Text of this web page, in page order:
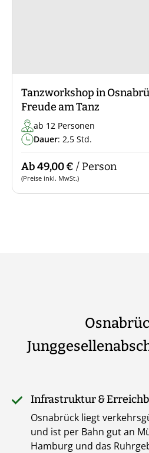
Tanzworkshop in
Freude am Tanz
ab 12 Personen
Dauer: 2,5 Std.
Ab 49,00 € / Person
(Preise inkl. MwSt.)
Infrastruktur &
Osnabrück liegt
und ist per Bahn gut an
Hamburg und das